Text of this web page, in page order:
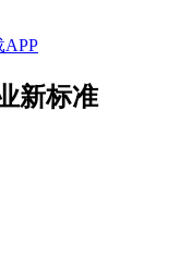
APP
新标准